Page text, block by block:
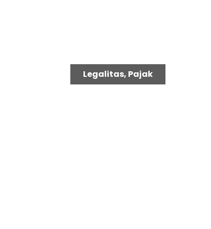
Legalitas, Pajak